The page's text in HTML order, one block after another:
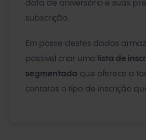
data de aniversário e suas
subscrição.
Em posse destes dados
possível criar uma
lista de
segmentada que oferece a
contatos o tipo de inscrição